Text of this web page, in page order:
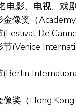
影、电视、戏剧
奖（Academy
De
(Venice
奖（Hong Kong